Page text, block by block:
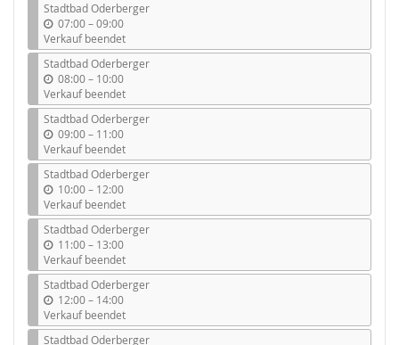
Stadtbad Oderberger
07:00–b
i
s
09:00
Verkauf beendet
Stadtbad Oderberger
08:00–b
i
s
10:00
Verkauf beendet
Stadtbad Oderberger
09:00–b
i
s
11:00
Verkauf beendet
Stadtbad Oderberger
10:00–b
i
s
12:00
Verkauf beendet
Stadtbad Oderberger
11:00–b
i
s
13:00
Verkauf beendet
Stadtbad Oderberger
12:00–b
i
s
14:00
Verkauf beendet
Stadtbad Oderberger